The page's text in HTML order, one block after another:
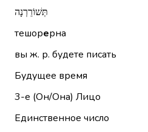
תְּשׁוֹרֵרְנָה
тешорерна
вы ж. р. будете писать
Будущее время
3-е (Он/Она) Лицо
Единственное число